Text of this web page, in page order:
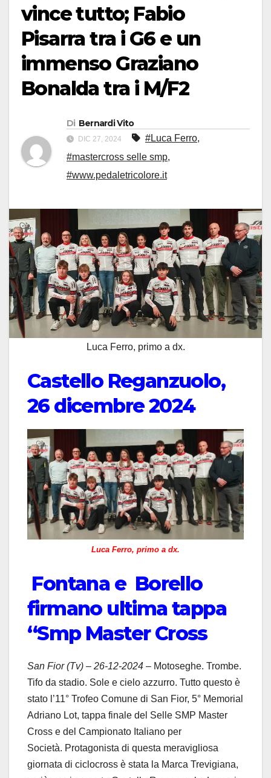
vince tutto; Fabio
Pisarra tra i G6 e un
immenso Graziano
Bonalda tra i M/F2
Di Bernardi Vito
DIC 27, 2024 #Luca Ferro,
#mastercross selle smp,
#www.pedaletricolore.it
Luca Ferro, primo a dx.
Castello Reganzuolo,
26 dicembre 2024
Luca Ferro, primo a dx.
Fontana e Borello
firmano ultima tappa
“Smp Master Cross
San Fior (Tv) – 26-12-2024 – Motoseghe. Trombe.
Tifo da stadio. Sole e cielo azzurro. Tutto questo è
stato l’11° Trofeo Comune di San Fior, 5° Memorial
Adriano Lot, tappa finale del Selle SMP Master
Cross e del Campionato Italiano per
Società. Protagonista di questa meravigliosa
giornata di ciclocross è stata la Marca Trevigiana,